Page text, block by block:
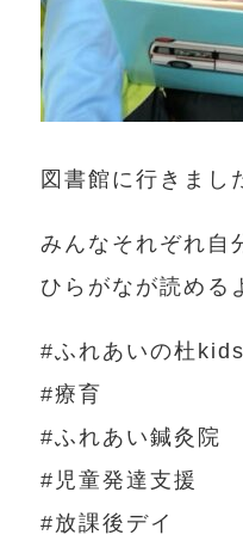
図書館に行きまし
みんなそれぞれ自
ひらがなが読める
#ふれあいの杜kids
#療育
#ふれあい鍼灸院
#児童発達支援
#放課後デイ